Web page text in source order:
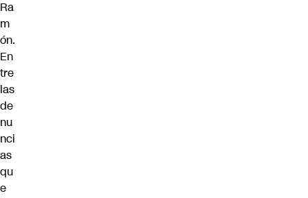
Ra
m
ón.
En
tre
las
de
nu
nci
as
qu
e